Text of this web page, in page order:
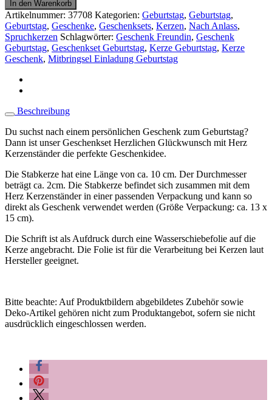
In den Warenkorb
Artikelnummer: 37708 Kategorien: Geburtstag, Geburtstag,
Geburtstag, Geschenke, Geschenksets, Kerzen, Nach Anlass,
Spruchkerzen Schlagwörter: Geschenk Freundin, Geschenk
Geburtstag, Geschenkset Geburtstag, Kerze Geburtstag, Kerze
Geschenk, Mitbringsel Einladung Geburtstag
Beschreibung
Du suchst nach einem persönlichen Geschenk zum Geburtstag?
Dann ist unser Geschenkset Herzlichen Glückwunsch mit Herz
Kerzenständer die perfekte Geschenkidee.
Die Stabkerze hat eine Länge von ca. 10 cm. Der Durchmesser
beträgt ca. 2cm. Die Stabkerze befindet sich zusammen mit dem
Herz Kerzenständer in einer passenden Verpackung und kann so
direkt als Geschenk verwendet werden (Größe Verpackung: ca. 13 x
15 cm).
Die Schrift ist als Aufdruck durch eine Wasserschiebefolie auf die
Kerze angebracht. Die Folie ist für die Verarbeitung bei Kerzen laut
Hersteller geeignet.
Bitte beachte: Auf Produktbildern abgebildetes Zubehör sowie
Deko-Artikel gehören nicht zum Produktangebot, sofern sie nicht
ausdrücklich eingeschlossen werden.